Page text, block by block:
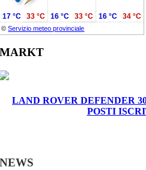
©Servizio meteo provinciale
17 °C 33 °C 16 °C 33 °C 16 °C 34 °C
MARKT
LAND ROVER DEFENDER
POSTI
NEWS